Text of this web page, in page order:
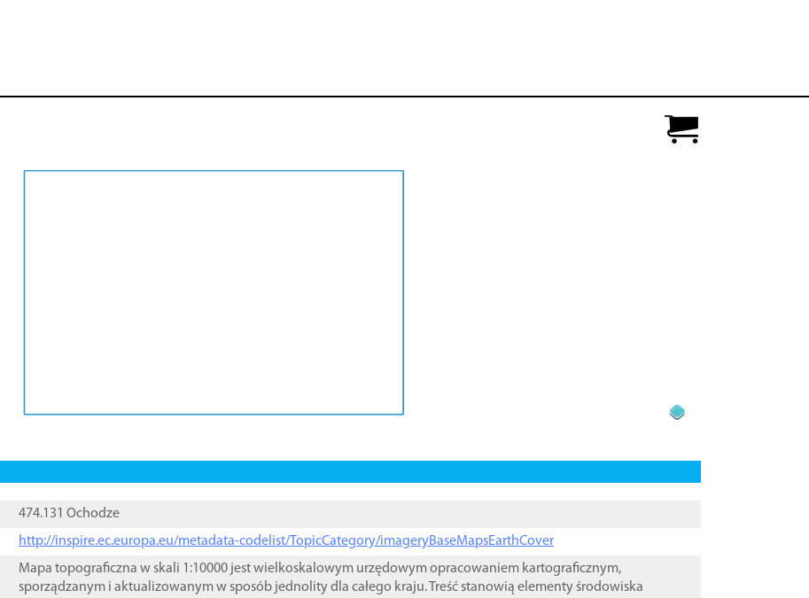
474.131 Ochodze
http://inspire.ec.europa.eu/metadata-codelist/TopicCategory/imageryBaseMapsEarthCover
Mapa topograficzna w skali 1:10000 jest wielkoskalowym urzędowym opracowaniem kartograficznym,
sporządzanym i aktualizowanym w sposób jednolity dla całego kraju. Treść stanowią elementy środowiska